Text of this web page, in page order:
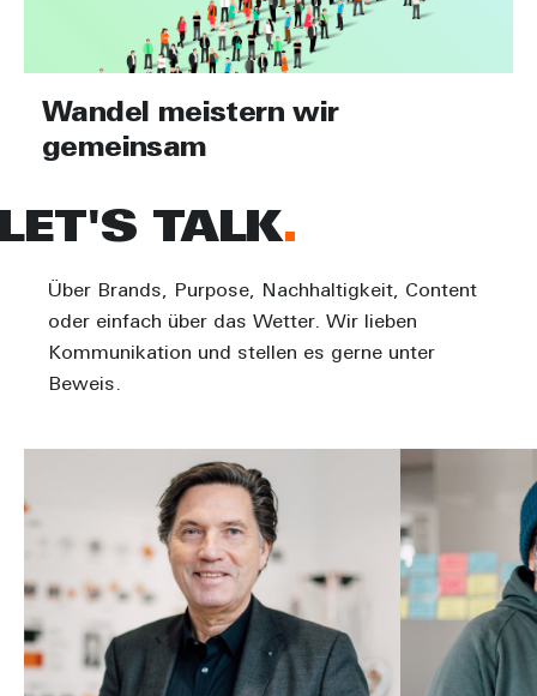
Wandel meistern wir
gemeinsam
TALK
Über Brands, Purpose, Nachhaltigkeit, Content
oder einfach über das Wetter. Wir lieben
Kommunikation und stellen es gerne unter
Beweis.